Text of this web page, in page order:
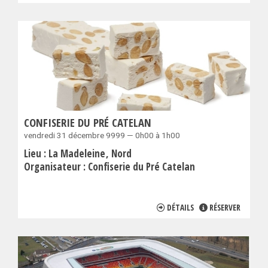
CONFISERIE DU PRÉ CATELAN
vendredi 31 décembre 9999 — 0h00 à 1h00
Lieu : La Madeleine Nord
Organisateur : Confiserie du Pré Catelan
DÉTAILS RÉSERVER